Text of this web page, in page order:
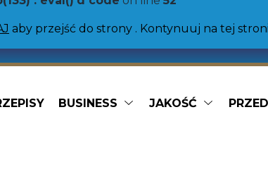
aby przejść do strony . Kontynuuj na tej
Gotowe dania
BUSINESS JAKOŚĆ